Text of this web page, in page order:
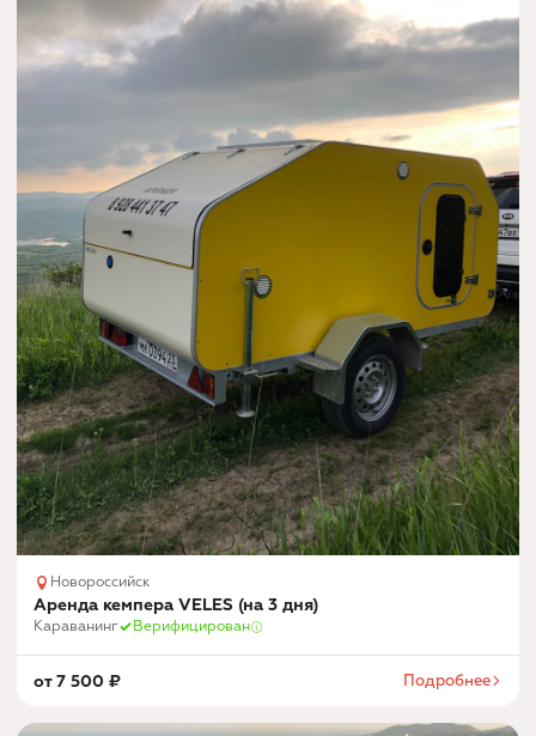
Новороссийск
Аренда кемпера VELES (на 3 дня)
Караванинг Верифицирован
от7 500 ₽ Подробнее